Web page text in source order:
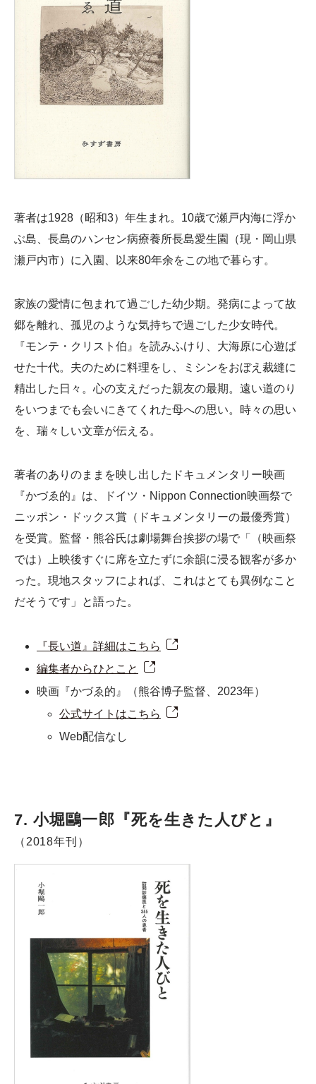
著者は1928（昭和3）年生まれ。10歳で瀬戸内海に浮か
ぶ島、長島のハンセン病療養所長島愛生園（現・岡山県
瀬戸内市）に入園、以来80年余をこの地で暮らす。
家族の愛情に包まれて過ごした幼少期。発病によって故
郷を離れ、孤児のような気持ちで過ごした少女時代。
『モンテ・クリスト伯』を読みふけり、大海原に心遊ば
せた十代。夫のために料理をし、ミシンをおぼえ裁縫に
精出した日々。心の支えだった親友の最期。遠い道のり
をいつまでも会いにきてくれた母への思い。時々の思い
を、瑞々しい文章が伝える。
著者のありのままを映し出したドキュメンタリー映画
『かづゑ的』は、ドイツ・Nippon Connection映画祭で
ニッポン・ドックス賞（ドキュメンタリーの最優秀賞）
を受賞。監督・熊谷氏は劇場舞台挨拶の場で「（映画祭
では）上映後すぐに席を立たずに余韻に浸る観客が多か
った。現地スタッフによれば、これはとても異例なこと
だそうです」と語った。
『長い道』詳細はこちら
編集者からひとこと
映画『かづゑ的』（熊谷博子監督、2023年）
公式サイトはこちら
Web配信なし
7. 小堀鷗一郎『死を生きた人びと』
（2018年刊）